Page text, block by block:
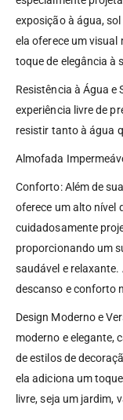
exposição à água,
ela oferece um
toque de elegância à
Resistência à Água e
experiência livre de
resistir tanto à água
Almofada
Conforto: Além de
oferece um alto nível
cuidadosamente
proporcionando um
saudável e
descanso e conforto
Design Moderno e
moderno e elegante,
de estilos de
ela adiciona um
livre, seja um jardim,